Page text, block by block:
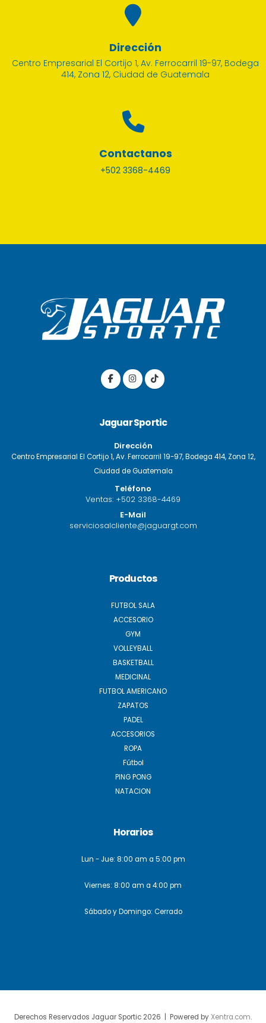
Dirección
Centro Empresarial El Cortijo 1, Av. Ferrocarril 19-97, Bodega
414, Zona 12, Ciudad de Guatemala
Contactanos
+502 3368-4469
Jaguar Sportic
Dirección
Centro Empresarial El Cortijo 1, Av. Ferrocarril 19-97, Bodega 414, Zona 12,
Ciudad de Guatemala
Teléfono
Ventas: +502 3368-4469
E-Mail
serviciosalcliente@jaguargt.com
Productos
FUTBOL SALA
ACCESORIO
GYM
VOLLEYBALL
BASKETBALL
MEDICINAL
FUTBOL AMERICANO
ZAPATOS
PADEL
ACCESORIOS
ROPA
Fútbol
PING PONG
NATACION
Horarios
Lun - Jue: 8:00 am a 5:00 pm
Viernes: 8:00 am a 4:00 pm
Sábado y Domingo: Cerrado
Derechos Reservados Jaguar Sportic 2026 | Powered byXentra.com.